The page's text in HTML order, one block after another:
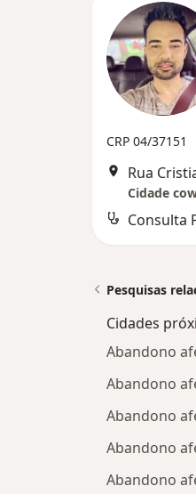
CRP 04/37151
Cidade
Consulta
Pesquisas
Cidades
Abandono
Abandono
Abandono
Abandono
Abandono